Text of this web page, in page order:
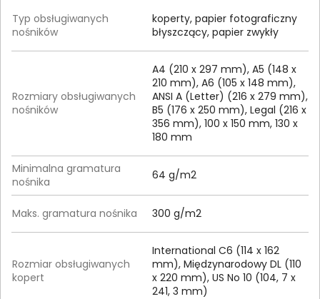
Typ obsługiwanych
nośników
koperty, papier fotograficzny
błyszczący, papier zwykły
Rozmiary obsługiwanych
nośników
A4 (210 x 297 mm), A5 (148 x
210 mm), A6 (105 x 148 mm),
ANSI A (Letter) (216 x 279 mm),
B5 (176 x 250 mm), Legal (216 x
356 mm), 100 x 150 mm, 130 x
180 mm
Minimalna gramatura
nośnika
64 g/m2
Maks. gramatura nośnika 300 g/m2
Rozmiar obsługiwanych
kopert
International C6 (114 x 162
mm), Międzynarodowy DL (110
x 220 mm), US No 10 (104, 7 x
241, 3 mm)